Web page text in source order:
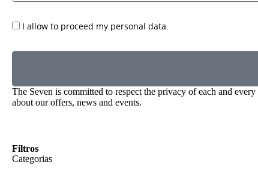
I allow to proceed my personal data
The Seven is committed to respect the privacy of each and
about our offers, news and events.
Filtros
Categorias